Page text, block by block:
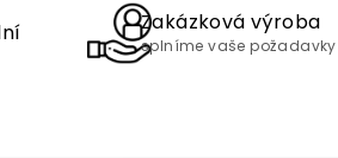
Zakázková výroba
splníme vaše požadavky